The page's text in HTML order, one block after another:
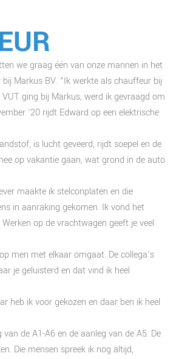
we graag één van onze mannen in het
Markus BV. “Ik werkte als chauffeur bij
ging bij Markus, werd ik gevraagd om
’20 rijdt Edward op een elektrische
is lucht geveerd, rijdt soepel en de
op vakantie gaan, wat grond in de auto
maakte ik stelconplaten en die
in aanraking gekomen. Ik vond het
op de vrachtwagen geeft je veel
men met elkaar omgaat. De collega’s
je geluisterd en dat vind ik heel
heb ik voor gekozen en daar ben ik heel
de A1-A6 en de aanleg van de A5. De
Die mensen spreek ik nog altijd,